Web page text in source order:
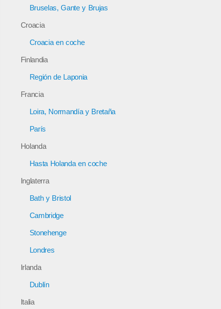
Bruselas, Gante y Brujas
Croacia
Croacia en coche
Finlandia
Región de Laponia
Francia
Loira, Normandía y Bretaña
París
Holanda
Hasta Holanda en coche
Inglaterra
Bath y Bristol
Cambridge
Stonehenge
Londres
Irlanda
Dublín
Italia